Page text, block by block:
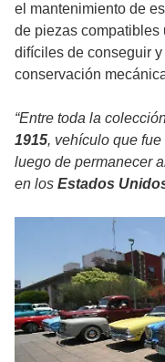
el mantenimiento de
de piezas compatibles
difíciles de conseguir
conservación
“Entre toda la
1915, vehículo que
luego de permanecer
en los Estados